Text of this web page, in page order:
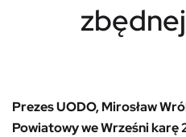
Prezes UODO, Mirosław
Powiatowy we Wrześni karę